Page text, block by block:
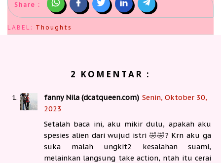
Share :
LABEL: Thoughts
2 KOMENTAR :
fanny Nila (dcatqueen.com) Senin, Oktober 30,
2023
Setalah baca ini, aku mikir dulu, apakah aku
spesies alien dari wujud istri 🤣🤣? Krn aku ga
suka malah ungkit2 kesalahan suami,
melainkan langsung take action, ntah itu cerai